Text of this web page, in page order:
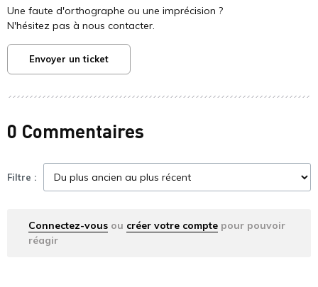
Une faute d'orthographe ou une imprécision ?
N'hésitez pas à nous contacter.
Envoyer un ticket
0 Commentaires
Filtre :
Connectez-vous ou créer votre compte pour pouvoir
réagir